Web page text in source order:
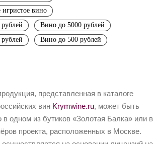
игристое вино
Вино до 5000 рублей
Вино до 500 рублей
представленная в каталоге
вин Krymwine.ru, может быть
в одном из бутиков «Золотая Балка» или в
проекта, расположенных в Москве.